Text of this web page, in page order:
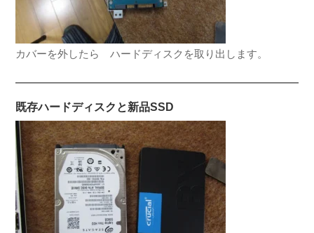
カバーを外したら ハードディスクを取り出します。
既存ハードディスクと新品SSD